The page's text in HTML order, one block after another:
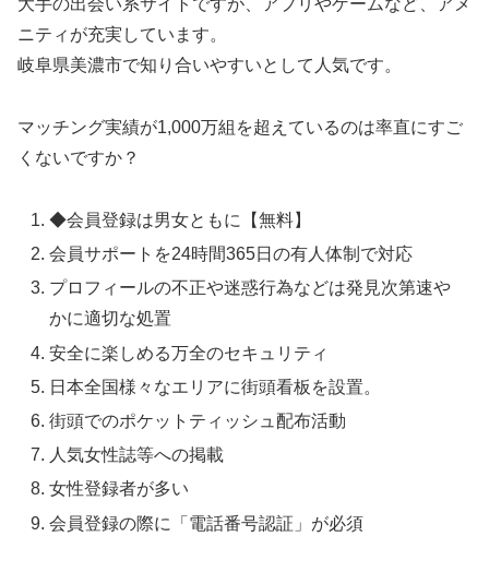
大手の出会い系サイトですが、アプリやゲームなど、アメ
ニティが充実しています。
岐阜県美濃市で知り合いやすいとして人気です。
マッチング実績が1,000万組を超えているのは率直にすご
くないですか？
◆会員登録は男女ともに【無料】
会員サポートを24時間365日の有人体制で対応
プロフィールの不正や迷惑行為などは発見次第速や
かに適切な処置
安全に楽しめる万全のセキュリティ
日本全国様々なエリアに街頭看板を設置。
街頭でのポケットティッシュ配布活動
人気女性誌等への掲載
女性登録者が多い
会員登録の際に「電話番号認証」が必須